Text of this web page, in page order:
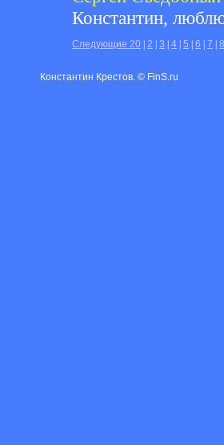
Константин,
Следующие 20 | 2 | 3 | 4 | 5 | 6 | 7 | 8
Константин Крестов. © FinS.ru